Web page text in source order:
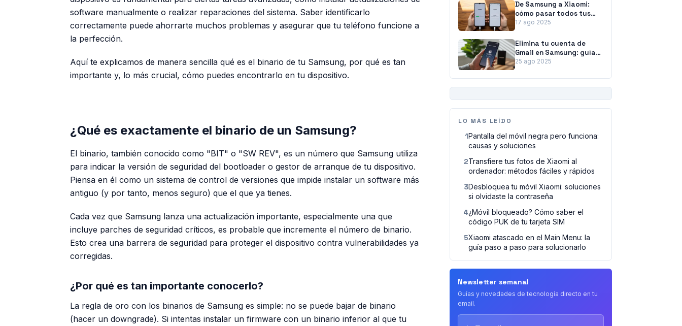
software manualmente o realizar reparaciones del sistema. Saber identificarlo
correctamente puede ahorrarte muchos problemas y asegurar que tu teléfono funcione a
la perfección.
Aquí te explicamos de manera sencilla qué es el binario de tu Samsung, por qué es tan
importante y, lo más crucial, cómo puedes encontrarlo en tu dispositivo.
¿Qué es exactamente el binario de un Samsung?
El binario, también conocido como "BIT" o "SW REV", es un número que Samsung utiliza
para indicar la versión de seguridad del bootloader o gestor de arranque de tu dispositivo.
Piensa en él como un sistema de control de versiones que impide instalar un software más
antiguo (y por tanto, menos seguro) que el que ya tienes.
Cada vez que Samsung lanza una actualización importante, especialmente una que
incluye parches de seguridad críticos, es probable que incremente el número de binario.
Esto crea una barrera de seguridad para proteger el dispositivo contra vulnerabilidades ya
corregidas.
¿Por qué es tan importante conocerlo?
La regla de oro con los binarios de Samsung es simple: no se puede bajar de binario
(hacer un downgrade). Si intentas instalar un firmware con un binario inferior al que tu
De Samsung a Xiaomi:
cómo pasar todos tus
datos sin esfuerzo
17 ago 2025
Elimina tu cuenta de
Gmail en Samsung: guía
para desvincularla sin
25 ago 2025
LO MÁS LEÍDO
1Pantalla del móvil negra pero funciona:
causas y soluciones
2Transfiere tus fotos de Xiaomi al
ordenador: métodos fáciles y rápidos
3Desbloquea tu móvil Xiaomi: soluciones
si olvidaste la contraseña
4¿Móvil bloqueado? Cómo saber el
código PUK de tu tarjeta SIM
5Xiaomi atascado en el Main Menu: la
guía paso a paso para solucionarlo
Newsletter semanal
Guías y novedades de tecnología directo en tu
email.